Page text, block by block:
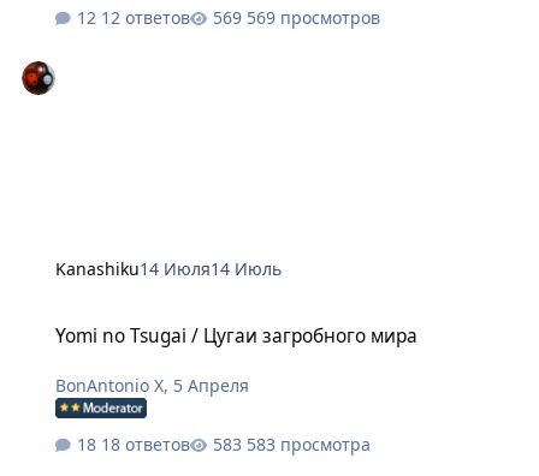
12 ответов 569 просмотров
Kanashiku14 Июля14 Июль
Yomi no Tsugai / Цугаи загробного мира
BonAntonio X, 5 Апреля
18 ответов 583 просмотра